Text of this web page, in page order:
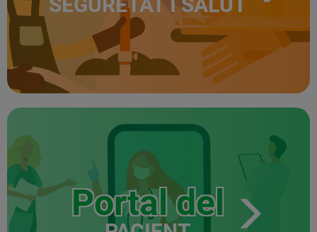
Portal del